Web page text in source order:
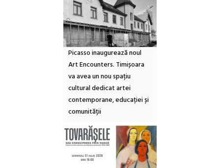
Picasso inaugurează noul
Art Encounters. Timișoara
va avea un nou spațiu
cultural dedicat artei
contemporane, educației și
comunității